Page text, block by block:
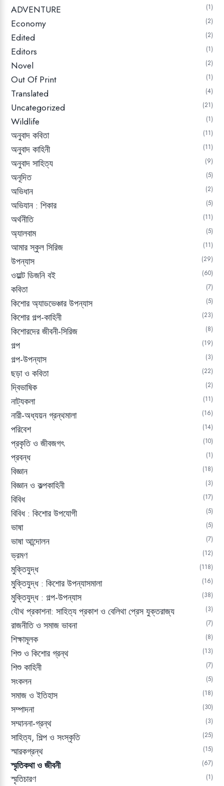
ADVENTURE 1
Economy 2
Edited 2
Editors 1
Novel 2
Out Of Print 1
Translated 4
Uncategorized 21
Wildlife 1
অনুবাদ কবিতা 11
অনুবাদ কাহিনী 11
অনুবাদ সাহিত্য 9
অনূদিত 5
অভিধান 2
অভিযান : শিকার 5
অর্থনীতি 11
অ্যালবাম 5
আমার স্কুল সিরিজ 11
উপন্যাস 29
ওয়াল্ট ডিজনি বই 60
কবিতা 7
কিশোর অ্যাডভেঞ্চার উপন্যাস 5
কিশোর গল্প-কাহিনী 23
কিশোরদের জীবনী-সিরিজ 8
গল্প 19
গল্প-উপন্যাস 3
ছড়া ও কবিতা 22
দ্বিভাষিক 2
নাট্যকলা 11
নারী-অধ্যয়ন গ্রন্থমালা 16
পরিবেশ 14
প্রকৃতি ও জীবজগৎ 10
প্রবন্ধ 1
বিজ্ঞান 18
বিজ্ঞান ও কল্পকাহিনী 3
বিবিধ 17
বিবিধ : কিশোর উপযোগী 5
ভাষা 5
ভাষা আন্দোলন 7
ভ্রমণ 12
মুক্তিযুদ্ধ 118
মুক্তিযুদ্ধ : কিশোর উপন্যাসমালা 16
মুক্তিযুদ্ধ : গল্প-উপন্যাস 38
যৌথ প্রকাশনা: সাহিত্য প্রকাশ ও বেলিথা প্রেস যুক্তরাজ্য 3
রাজনীতি ও সমাজ ভাবনা 7
শিক্ষামূলক 8
শিশু ও কিশোর গ্রন্থ 13
শিশু কাহিনী 7
সংকলন 5
সমাজ ও ইতিহাস 18
সম্পাদনা 30
সম্মাননা-গ্রন্থ 3
সাহিত্য, শিল্প ও সংস্কৃতি 25
স্মারকগ্রন্থ 15
স্মৃতিকথা ও জীবনী 67
স্মৃতিচারণ 1